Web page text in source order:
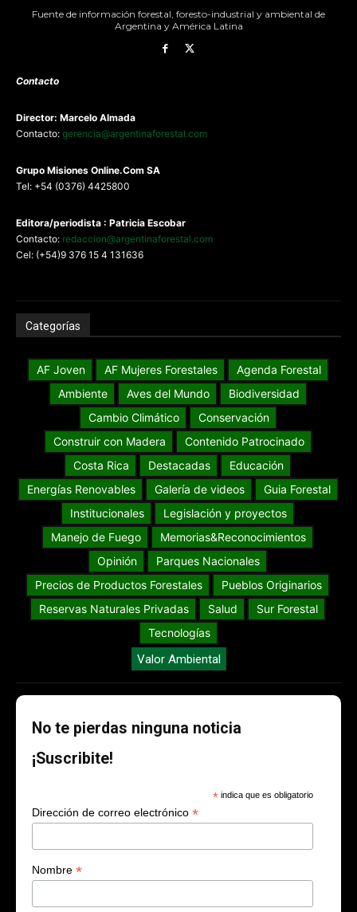
Fuente de información forestal, foresto-industrial y ambiental de
Argentina y América Latina
Contacto
Director: Marcelo Almada
Contacto: gerencia@argentinaforestal.com
Grupo Misiones Online.Com SA
Tel: +54 (0376) 4425800
Editora/periodista : Patricia Escobar
Contacto: redaccion@argentinaforestal.com
Cel: (+54)9 376 15 4 131636
Categorías
AF Joven AF Mujeres Forestales
Agenda Forestal
Ambiente
Aves del Mundo
Biodiversidad
Cambio Climático
Conservación
Construir con Madera
Contenido Patrocinado
Costa Rica
Destacadas
Educación
Energías Renovables
Galería de videos
Guia Forestal
Institucionales
Legislación y proyectos
Manejo de Fuego
Memorias&Reconocimientos
Opinión
Parques Nacionales
Precios de Productos Forestales
Pueblos Originarios
Reservas Naturales Privadas
Salud
Sur Forestal
Tecnologías
Valor Ambiental
No te pierdas ninguna noticia
¡Suscribite!
* indica que es obligatorio
Dirección de correo electrónico *
Nombre *